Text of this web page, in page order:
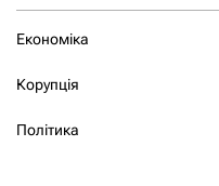
Економіка
Корупція
Політика